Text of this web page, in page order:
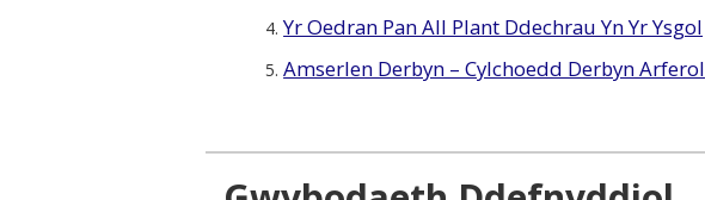
4.Yr Oedran Pan All Plant Ddechrau Yn Yr Ysgol
5.Amserlen Derbyn – Cylchoedd Derbyn Arferol